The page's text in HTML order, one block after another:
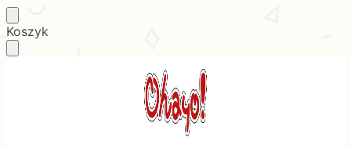
Skip
to
Skip
to
Koszyk